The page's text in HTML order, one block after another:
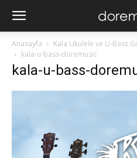
Anasayfa
Kala Ukulele ve U-Bass
kala-u-bass-doremusic
kala-u-bass-